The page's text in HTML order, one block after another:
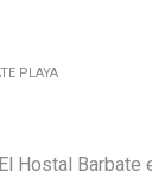
PLAYA
Hostal Barbate